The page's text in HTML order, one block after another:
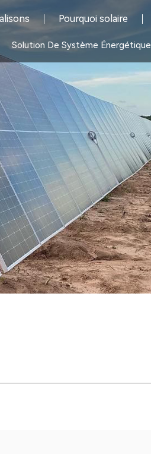
Pourquoi solaire
Solution De Système Énergétique